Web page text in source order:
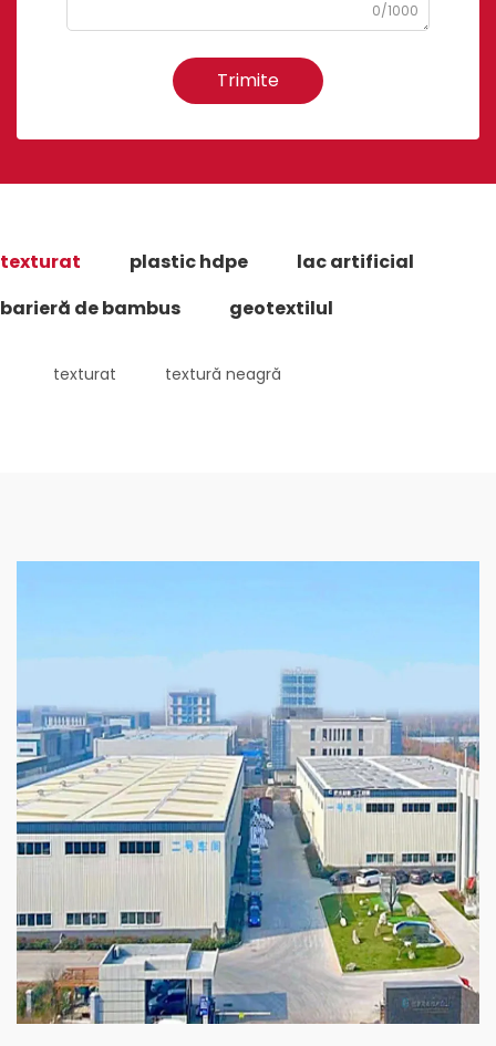
0/1000
Trimite
texturat plastic hdpe
lac artificial
barieră de bambus
geotextilul
texturat textură neagră